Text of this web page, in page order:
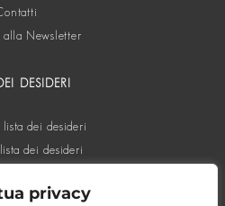
privacy
alla Newsletter
DESIDERI
dei desideri
dei desideri